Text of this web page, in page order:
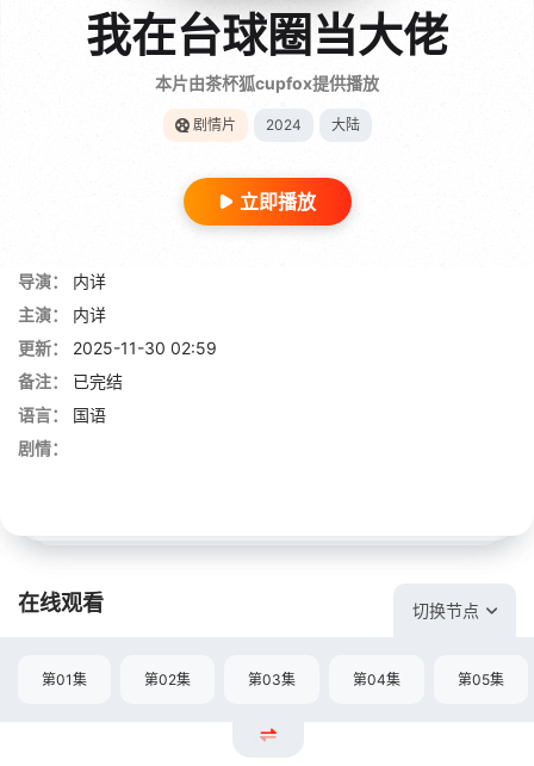
我在台球圈当大佬
本片由茶杯狐cupfox提供播放
剧情片 2024 大陆
立即播放
导演：
内详
主演：
内详
更新：
2025-11-30 02:59
备注：
已完结
语言：
国语
剧情：
在线观看 切换节点
第01集 第02集 第03集 第04集 第05集